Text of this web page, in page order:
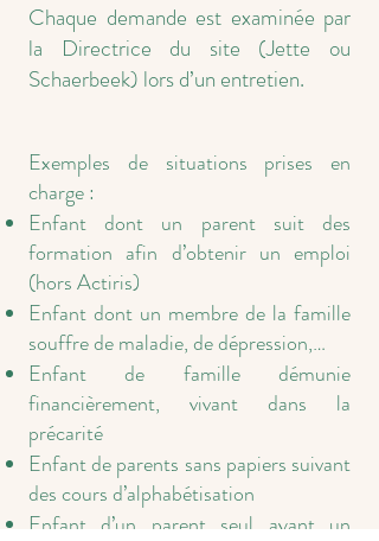
Chaque demande est examinée par
la Directrice du site (Jette ou
Schaerbeek) lors d’un entretien.
Exemples de situations prises en
charge :
Enfant dont un parent suit des
formation afin d’obtenir un emploi
(hors Actiris)
Enfant dont un membre de la famille
souffre de maladie, de dépression,…
Enfant de famille démunie
financièrement, vivant dans la
précarité
Enfant de parents sans papiers suivant
des cours d’alphabétisation
Enfant d’un parent seul ayant un